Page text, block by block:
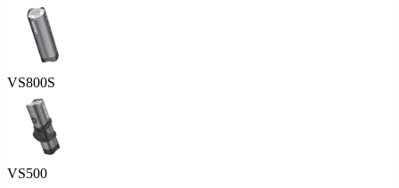
VS800S
VS500